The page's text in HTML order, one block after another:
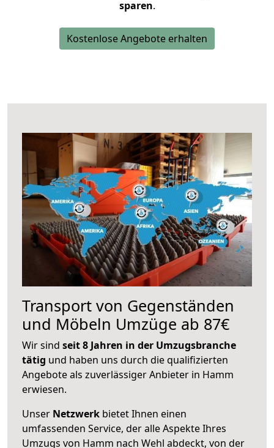
sparen.
Kostenlose Angebote erhalten
Transport von Gegenständen
und Möbeln Umzüge ab 87€
Wir sind seit 8 Jahren in der Umzugsbranche
tätig und haben uns durch die qualifizierten
Angebote als zuverlässiger Anbieter in Hamm
erwiesen.
Unser Netzwerk bietet Ihnen einen
umfassenden Service, der alle Aspekte Ihres
Umzugs von Hamm nach Wehl abdeckt, von der